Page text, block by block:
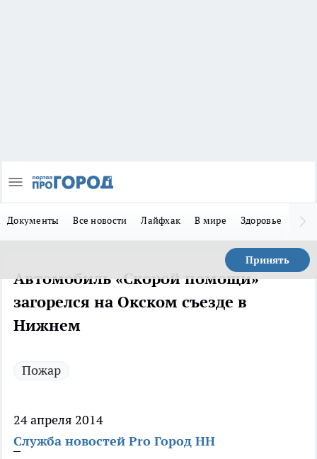
Документы Все новости Лайфхак В мире Здоровье
Принять
Автомобиль «Скорой помощи»
загорелся на Окском съезде в
Нижнем
Пожар
24 апреля 2014
Служба новостей Pro Город НН